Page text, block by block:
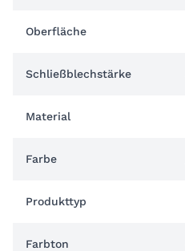
Oberfläche
Schließblechstärke
Material
Farbe
Produkttyp
Farbton